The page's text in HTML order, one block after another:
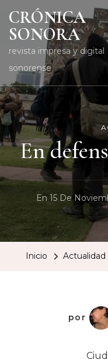
CRÓNICA
SONORA
revista impresa y digital
sonorense
En
En 15 De
Inicio Actualidad
por